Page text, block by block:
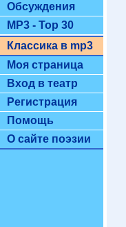
Обсуждения
MP3 - Top 30
Классика в mp3
Моя страница
Вход в театр
Регистрация
Помощь
О сайте поэзии